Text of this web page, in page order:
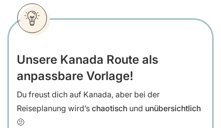
Unsere Kanada Route als
anpassbare Vorlage!
Du freust dich auf Kanada, aber bei der
Reiseplanung wird’s chaotisch und unübersichtlich
🫤